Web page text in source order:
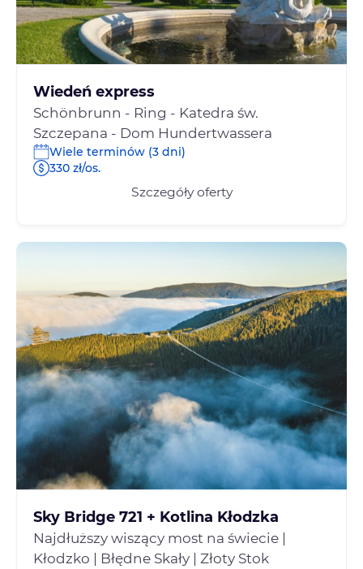
Wiedeń express
Schönbrunn - Ring - Katedra św.
Szczepana - Dom Hundertwassera
Wiele terminów (3 dni)
330 zł/os.
Szczegóły oferty
Sky Bridge 721 + Kotlina Kłodzka
Najdłuższy wiszący most na świecie |
Kłodzko | Błędne Skały | Złoty Stok